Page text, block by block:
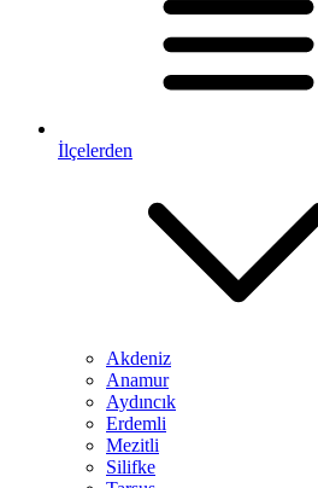
İlçelerden
Akdeniz
Anamur
Aydıncık
Erdemli
Mezitli
Silifke